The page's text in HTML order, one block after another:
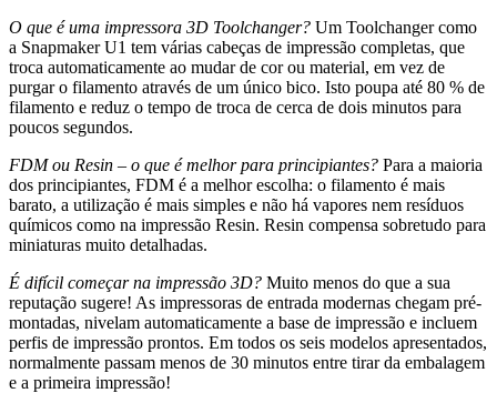
O que é uma impressora 3D Toolchanger? Um Toolchanger como
a Snapmaker U1 tem várias cabeças de impressão completas, que
troca automaticamente ao mudar de cor ou material, em vez de
purgar o filamento através de um único bico. Isto poupa até 80 % de
filamento e reduz o tempo de troca de cerca de dois minutos para
poucos segundos.
FDM ou Resin – o que é melhor para principiantes? Para a maioria
dos principiantes, FDM é a melhor escolha: o filamento é mais
barato, a utilização é mais simples e não há vapores nem resíduos
químicos como na impressão Resin. Resin compensa sobretudo para
miniaturas muito detalhadas.
É difícil começar na impressão 3D? Muito menos do que a sua
reputação sugere! As impressoras de entrada modernas chegam pré-
montadas, nivelam automaticamente a base de impressão e incluem
perfis de impressão prontos. Em todos os seis modelos apresentados,
normalmente passam menos de 30 minutos entre tirar da embalagem
e a primeira impressão!